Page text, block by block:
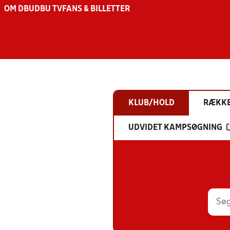
OM DBU DBU TV FANS & BILLETTER
KLUB/HOLD
UDVIDET KAMPSØGNING